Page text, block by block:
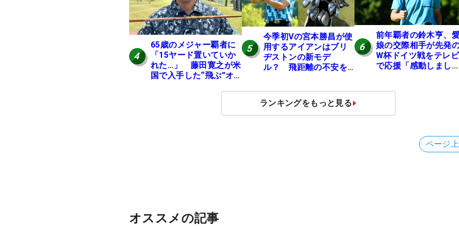
4
65歳のメジャー覇者に
「15ヤード置いていか
れた…」 藤田寛之が米
国で入手した“飛ぶ”オ
5
今季初Vの宮本勝昌が使
用するアイアンはブリ
ヂストンの新モデ
ル？ 飛距離の不安を
6
前年覇者の鈴木亨、
娘の交際相手が先発
W杯ドイツ戦をテレビ
で応援「感動しまし
ランキングをもっと見る
ページ
オススメの記事